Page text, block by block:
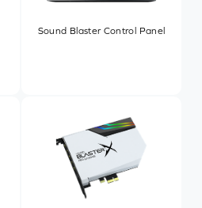
Sound Blaster Control Panel